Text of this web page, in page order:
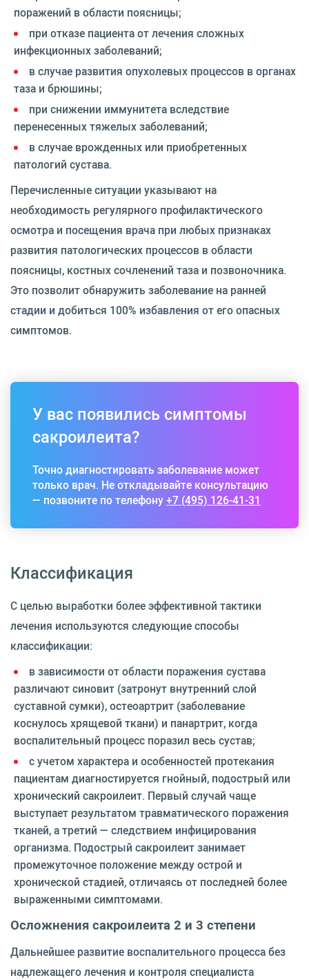
поражений в области поясницы;
при отказе пациента от лечения сложных
инфекционных заболеваний;
в случае развития опухолевых процессов в органах
таза и брюшины;
при снижении иммунитета вследствие
перенесенных тяжелых заболеваний;
в случае врожденных или приобретенных
патологий сустава.
Перечисленные ситуации указывают на
необходимость регулярного профилактического
осмотра и посещения врача при любых признаках
развития патологических процессов в области
поясницы, костных сочленений таза и позвоночника.
Это позволит обнаружить заболевание на ранней
стадии и добиться 100% избавления от его опасных
симптомов.
У вас появились симптомы
сакроилеита?
Точно диагностировать заболевание может
только врач. Не откладывайте консультацию
— позвоните по телефону+7 (495) 126-41-31
Классификация
С целью выработки более эффективной тактики
лечения используются следующие способы
классификации:
в зависимости от области поражения сустава
различают синовит (затронут внутренний слой
суставной сумки), остеоартрит (заболевание
коснулось хрящевой ткани) и панартрит, когда
воспалительный процесс поразил весь сустав;
с учетом характера и особенностей протекания
пациентам диагностируется гнойный, подострый или
хронический сакроилеит. Первый случай чаще
выступает результатом травматического поражения
тканей, а третий — следствием инфицирования
организма. Подострый сакроилеит занимает
промежуточное положение между острой и
хронической стадией, отличаясь от последней более
выраженными симптомами.
Осложнения сакроилеита 2 и 3 степени
Дальнейшее развитие воспалительного процесса без
надлежащего лечения и контроля специалиста